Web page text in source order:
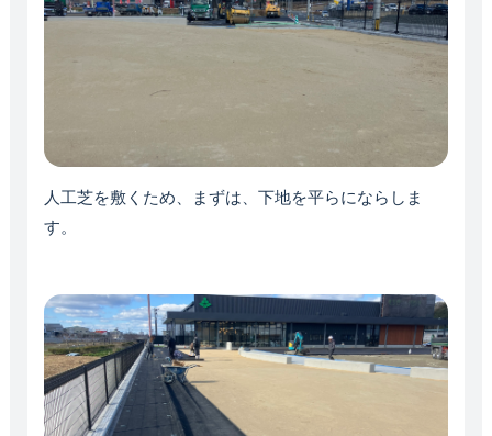
人工芝を敷くため、まずは、下地を平らにならしま
す。